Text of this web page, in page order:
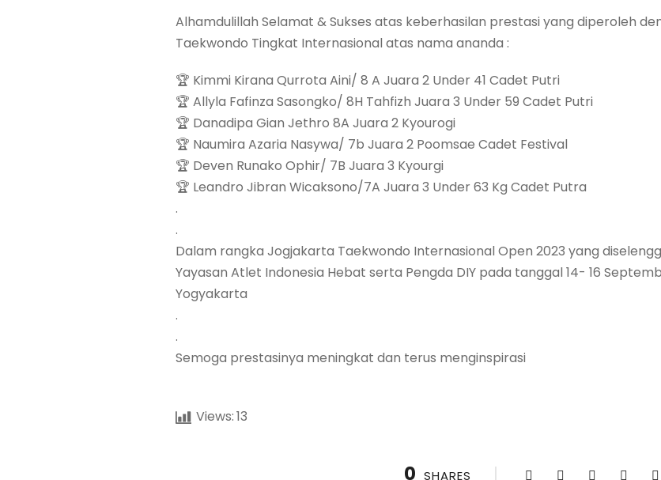
Alhamdulillah Selamat & Sukses atas keberhasilan prestasi yang diperoleh
Taekwondo Tingkat Internasional atas nama ananda :
🏆 Kimmi Kirana Qurrota Aini/ 8 A Juara 2 Under 41 Cadet Putri
🏆 Allyla Fafinza Sasongko/ 8H Tahfizh Juara 3 Under 59 Cadet Putri
🏆 Danadipa Gian Jethro 8A Juara 2 Kyourogi
🏆 Naumira Azaria Nasywa/ 7b Juara 2 Poomsae Cadet Festival
🏆 Deven Runako Ophir/ 7B Juara 3 Kyourgi
🏆 Leandro Jibran Wicaksono/7A Juara 3 Under 63 Kg Cadet Putra
.
.
Dalam rangka Jogjakarta Taekwondo Internasional Open 2023 yang
Yayasan Atlet Indonesia Hebat serta Pengda DIY pada tanggal 14- 16
Yogyakarta
.
.
Semoga prestasinya meningkat dan terus menginspirasi
Views:13
0 SHARES